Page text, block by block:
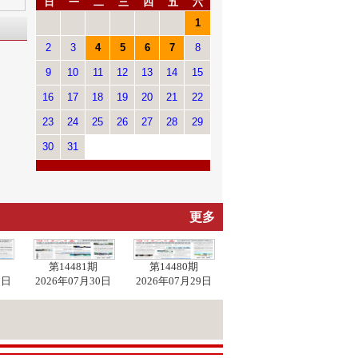
1
2 3 4 5 6 7 8
9 10 11 12 13 14 15
16 17 18 19 20 21 22
23 24 25 26 27 28 29
30 31
更多
第14481期
2026年07月30日
第14480期
2026年07月29日